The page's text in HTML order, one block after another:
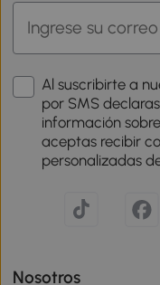
Al suscribirte a
por SMS
información
aceptas recibir
personalizadas
Nosotros